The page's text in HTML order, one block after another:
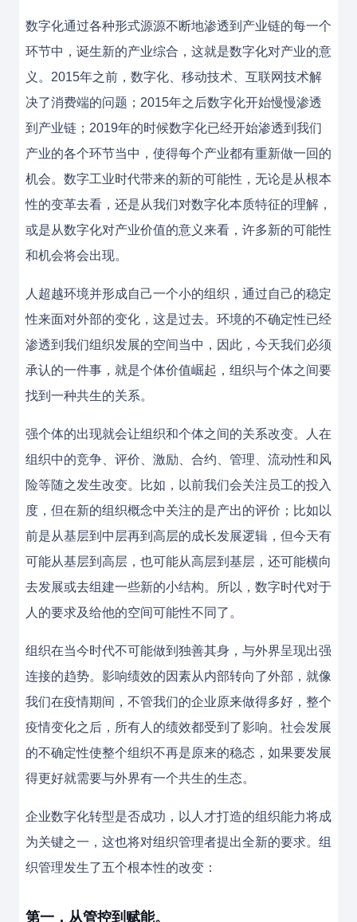
数字化通过各种形式源源不断地渗透到产业链的每一个
环节中，诞生新的产业综合，这就是数字化对产业的意
义。2015年之前，数字化、移动技术、互联网技术解
决了消费端的问题；2015年之后数字化开始慢慢渗透
到产业链；2019年的时候数字化已经开始渗透到我们
产业的各个环节当中，使得每个产业都有重新做一回的
机会。数字工业时代带来的新的可能性，无论是从根本
性的变革去看，还是从我们对数字化本质特征的理解，
或是从数字化对产业价值的意义来看，许多新的可能性
和机会将会出现。
人超越环境并形成自己一个小的组织，通过自己的稳定
性来面对外部的变化，这是过去。环境的不确定性已经
渗透到我们组织发展的空间当中，因此，今天我们必须
承认的一件事，就是个体价值崛起，组织与个体之间要
找到一种共生的关系。
强个体的出现就会让组织和个体之间的关系改变。人在
组织中的竞争、评价、激励、合约、管理、流动性和风
险等随之发生改变。比如，以前我们会关注员工的投入
度，但在新的组织概念中关注的是产出的评价；比如以
前是从基层到中层再到高层的成长发展逻辑，但今天有
可能从基层到高层，也可能从高层到基层，还可能横向
去发展或去组建一些新的小结构。所以，数字时代对于
人的要求及给他的空间可能性不同了。
组织在当今时代不可能做到独善其身，与外界呈现出强
连接的趋势。影响绩效的因素从内部转向了外部，就像
我们在疫情期间，不管我们的企业原来做得多好，整个
疫情变化之后，所有人的绩效都受到了影响。社会发展
的不确定性使整个组织不再是原来的稳态，如果要发展
得更好就需要与外界有一个共生的生态。
企业数字化转型是否成功，以人才打造的组织能力将成
为关键之一，这也将对组织管理者提出全新的要求。组
织管理发生了五个根本性的改变：
第一，从管控到赋能。